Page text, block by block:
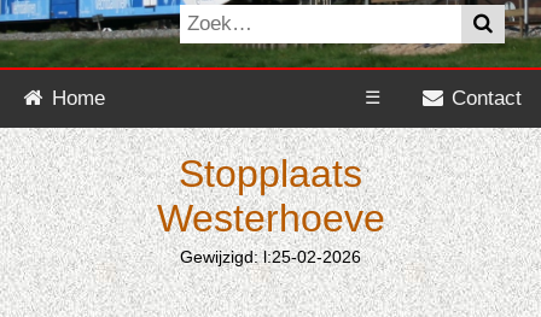
Home Contact
☰
Stopplaats
Westerhoeve
Gewijzigd: l:25-02-2026